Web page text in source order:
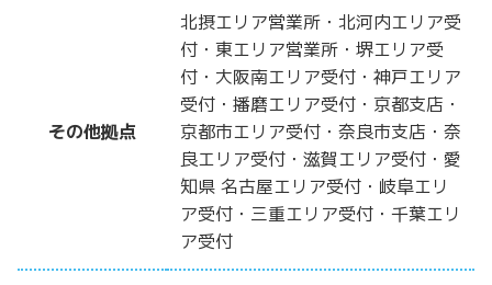
その他拠点
北摂エリア営業所・北河内エリア受
付・東エリア営業所・堺エリア受
付・大阪南エリア受付・神戸エリア
受付・播磨エリア受付・京都支店・
京都市エリア受付・奈良市支店・奈
良エリア受付・滋賀エリア受付・愛
知県 名古屋エリア受付・岐阜エリ
ア受付・三重エリア受付・千葉エリ
ア受付